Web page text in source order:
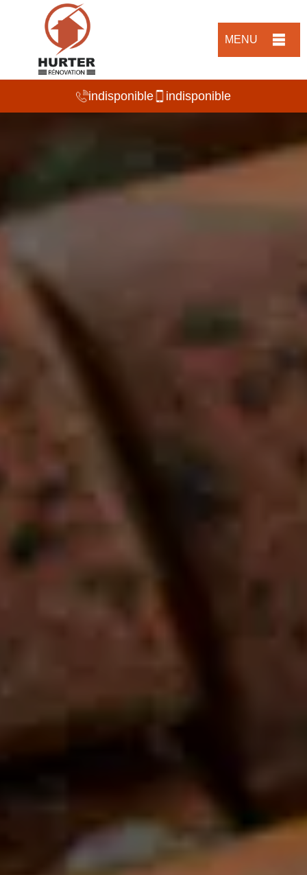
MENU
indisponible indisponible